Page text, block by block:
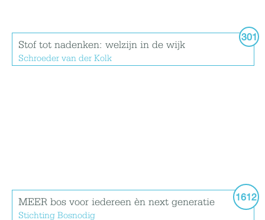
301
Stof tot nadenken: welzijn in de wijk
Schroeder van der Kolk
1612
MEER bos voor iedereen èn next generatie
Stichting Bosnodig